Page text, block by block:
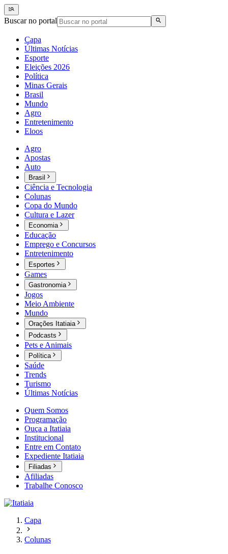
Buscar no portal
Capa
Últimas Notícias
Esporte
Eleições 2026
Política
Minas Gerais
Brasil
Mundo
Agro
Entretenimento
Eloos
Agro
Apostas
Auto
Brasil
Ciência e Tecnologia
Colunas
Copa do Mundo
Cultura e Lazer
Economia
Educação
Emprego e Concursos
Entretenimento
Esportes
Games
Gastronomia
Jogos
Meio Ambiente
Mundo
Orações Itatiaia
Podcasts
Pets e Animais
Política
Saúde
Trends
Turismo
Últimas Notícias
Quem Somos
Programação
Ouça a Itatiaia
Institucional
Entre em Contato
Expediente Itatiaia
Filiadas
Afiliadas
Trabalhe Conosco
Capa
Colunas